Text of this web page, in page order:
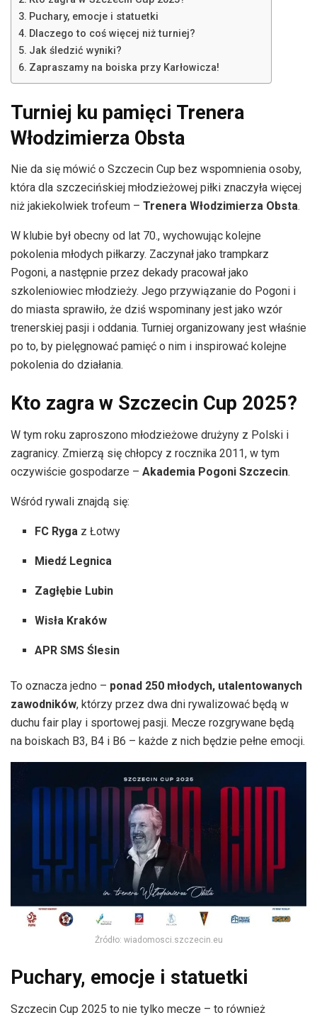
Puchary, emocje i statuetki
Dlaczego to coś więcej niż turniej?
Jak śledzić wyniki?
Zapraszamy na boiska przy Karłowicza!
Turniej ku pamięci Trenera
Włodzimierza Obsta
Nie da się mówić o Szczecin Cup bez wspomnienia osoby,
która dla szczecińskiej młodzieżowej piłki znaczyła więcej
niż jakiekolwiek trofeum – Trenera Włodzimierza Obsta.
W klubie był obecny od lat 70., wychowując kolejne
pokolenia młodych piłkarzy. Zaczynał jako trampkarz
Pogoni, a następnie przez dekady pracował jako
szkoleniowiec młodzieży. Jego przywiązanie do Pogoni i
do miasta sprawiło, że dziś wspominany jest jako wzór
trenerskiej pasji i oddania. Turniej organizowany jest właśnie
po to, by pielęgnować pamięć o nim i inspirować kolejne
pokolenia do działania.
Kto zagra w Szczecin Cup 2025?
W tym roku zaproszono młodzieżowe drużyny z Polski i
zagranicy. Zmierzą się chłopcy z rocznika 2011, w tym
oczywiście gospodarze – Akademia Pogoni Szczecin.
Wśród rywali znajdą się:
FC Ryga z Łotwy
Miedź Legnica
Zagłębie Lubin
Wisła Kraków
APR SMS Ślesin
To oznacza jedno – ponad 250 młodych, utalentowanych
zawodników, którzy przez dwa dni rywalizować będą w
duchu fair play i sportowej pasji. Mecze rozgrywane będą
na boiskach B3, B4 i B6 – każde z nich będzie pełne emocji.
Źródło: wiadomosci.szczecin.eu
Puchary, emocje i statuetki
Szczecin Cup 2025 to nie tylko mecze – to również